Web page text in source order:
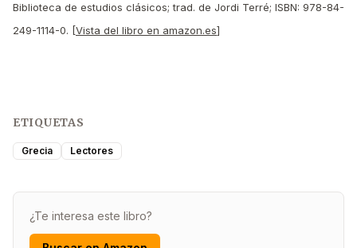
Biblioteca de estudios clásicos; trad. de Jordi Terré; ISBN: 978-84-
249-1114-0. [Vista del libro en amazon.es]
ETIQUETAS
Grecia Lectores
¿Te interesa este libro?